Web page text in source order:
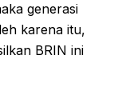
generasi
karena itu,
BRIN ini